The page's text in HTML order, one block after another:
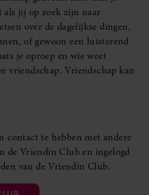
jij op zoek zijn naar
over de dagelijkse dingen,
of gewoon een luisterend
je oproep en wie weet
vriendschap. Vriendschap kan
contact te hebben met andere
de Vriendin Club en ingelogd
van de Vriendin Club.